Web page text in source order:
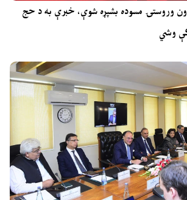
وروستۍ مسوده بشپړه شوې، خبرې به د حج
کې وشي